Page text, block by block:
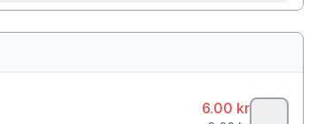
6.00 kr